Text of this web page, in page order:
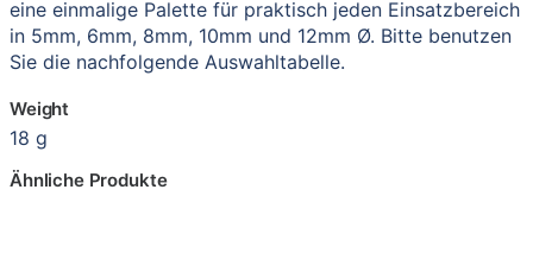
eine einmalige Palette für praktisch jeden Einsatzbereich
in 5mm, 6mm, 8mm, 10mm und 12mm Ø. Bitte benutzen
Sie die nachfolgende Auswahltabelle.
Weight
18 g
Ähnliche Produkte